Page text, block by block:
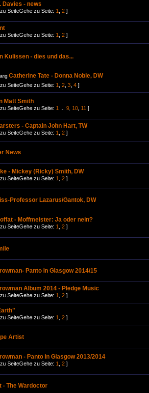
Davies - news
Gehe zu Seite: 1 2 ]
Gehe zu Seite: 1 2 ]
Kulissen - dies und das...
Catherine Tate - Donna Noble, DW
Gehe zu Seite: 1 2 3 4 ]
Matt Smith
Gehe zu Seite: 1 9 10 11 ]
- Captain John Hart, TW
Gehe zu Seite: 1 2 ]
News
- Mickey (Ricky) Smith, DW
Gehe zu Seite: 1 2 ]
Professor Lazarus/Gantok, DW
- Moffmeister: Ja oder nein?
Gehe zu Seite: 1 2 ]
Panto in Glasgow 2014/15
Album 2014 - Pledge Music
Gehe zu Seite: 1 2 ]
Gehe zu Seite: 1 2 ]
Artist
- Panto in Glasgow 2013/2014
Gehe zu Seite: 1 2 ]
- The Wardoctor